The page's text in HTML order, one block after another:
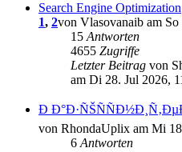
Search Engine Optimization
1, 2von Vlasovanaib am
15 Antworten
4655 Zugriffe
Letzter Beitrag von
am Di 28. Jul 2026,
Ð
von RhondaUplix am Mi
6 Antworten